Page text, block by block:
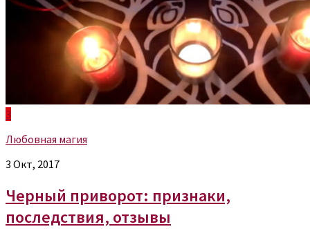
3
Любовная магия
3 Окт, 2017
Черный приворот: признаки,
последствия, отзывы